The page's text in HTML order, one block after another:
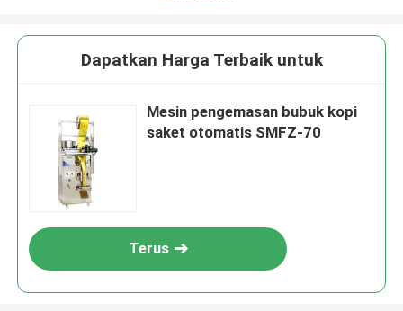
Dapatkan Harga Terbaik untuk
Mesin pengemasan bubuk kopi
saket otomatis SMFZ-70
Terus